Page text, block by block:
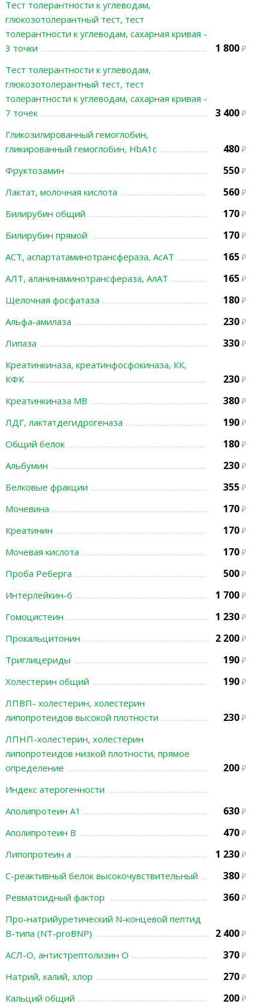
Тест толерантности к углеводам,
глюкозотолерантный тест, тест
толерантности к углеводам, сахарная кривая -
3 точки
1 800
Тест толерантности к углеводам,
глюкозотолерантный тест, тест
толерантности к углеводам, сахарная кривая -
7 точек
3 400
Гликозилированный гемоглобин,
гликированный гемоглобин, HbA1c
480
Фруктозамин 550
Лактат, молочная кислота 560
Билирубин общий 170
Билирубин прямой 170
АСТ, аспартатаминотрансфераза, АсАТ 165
АЛТ, аланинаминотрансфераза, АлАТ 165
Щелочная фосфатаза 180
Альфа-амилаза 230
Липаза 330
Креатинкиназа, креатинфосфокиназа, КК,
КФК
230
Креатинкиназа МВ 380
ЛДГ, лактатдегидрогеназа 190
Общий белок 180
Альбумин 230
Белковые фракции 355
Мочевина 170
Креатинин 170
Мочевая кислота 170
Проба Реберга 500
Интерлейкин-6 1 700
Гомоцистеин 1 230
Прокальцитонин 2 200
Триглицериды 190
Холестерин общий 190
ЛПВП- холестерин, холестерин
липопротеидов высокой плотности
230
ЛПНП-холестерин, холестерин
липопротеидов низкой плотности, прямое
определение
200
Индекс атерогенности
Аполипротеин А1
630
Аполипротеин В 470
Липопротеин а 1 230
С-реактивный белок высокочувствительный 380
Ревматоидный фактор 360
Про-натрийуретический N-концевой пептид
В-типа (NT-proBNP)
2 400
АСЛ-О, антистрептолизин О 370
Натрий, калий, хлор 270
Кальций общий 200